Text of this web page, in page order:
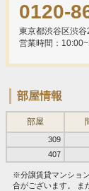
0120-
東京都渋谷区渋
営業時間：
部屋情報
部屋
309
407
※分譲賃貸マンショ
合がございます。 ま